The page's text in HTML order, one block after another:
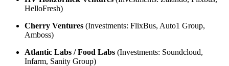
HelloFresh)
Cherry Ventures (Investments: FlixBus, Auto1 Group,
Amboss)
Atlantic Labs / Food Labs (Investments: Soundcloud,
Infarm, Sanity Group)